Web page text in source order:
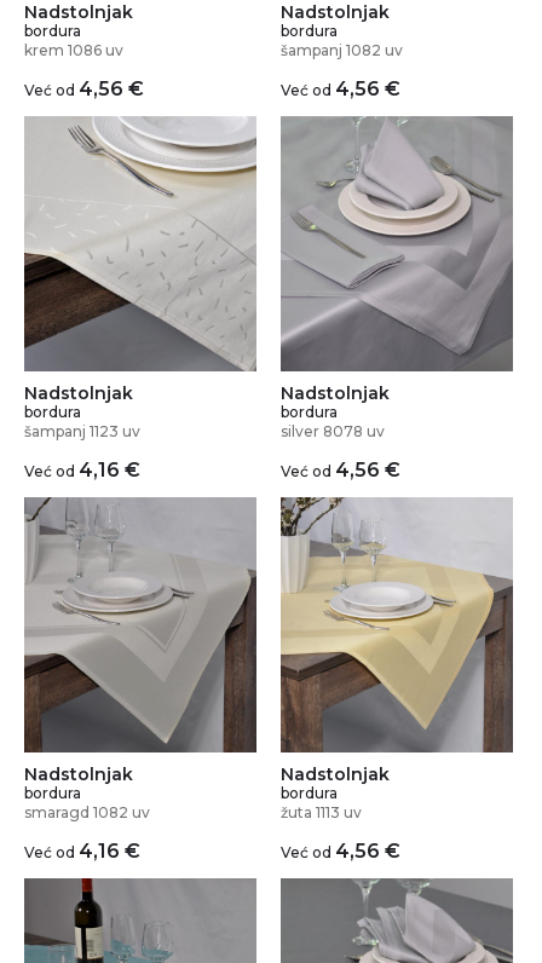
Nadstolnjak
bordura
krem 1086 uv
Već od 4,56 €
Nadstolnjak
bordura
šampanj 1082 uv
Već od 4,56 €
Nadstolnjak
bordura
šampanj 1123 uv
Već od 4,16 €
Nadstolnjak
bordura
silver 8078 uv
Već od 4,56 €
Nadstolnjak
bordura
smaragd 1082 uv
Već od 4,16 €
Nadstolnjak
bordura
žuta 1113 uv
Već od 4,56 €